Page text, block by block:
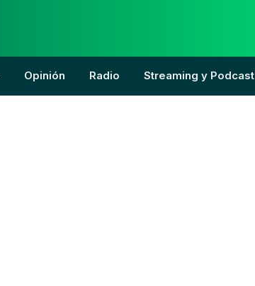
Opinión Radio Streaming y Podcast